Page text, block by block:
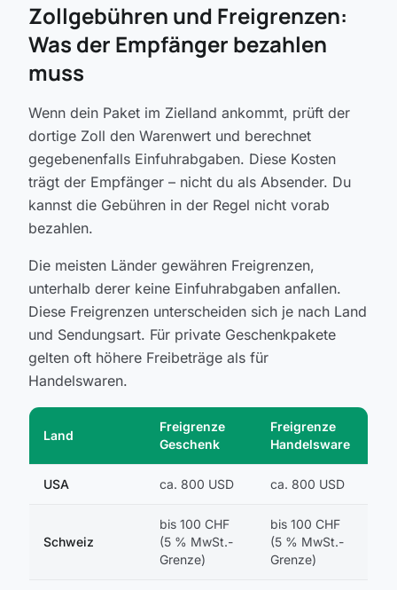
Zollgebühren und Freigrenzen:
Was der Empfänger bezahlen
muss
Wenn dein Paket im Zielland ankommt, prüft der
dortige Zoll den Warenwert und berechnet
gegebenenfalls Einfuhrabgaben. Diese Kosten
trägt der Empfänger – nicht du als Absender. Du
kannst die Gebühren in der Regel nicht vorab
bezahlen.
Die meisten Länder gewähren Freigrenzen,
unterhalb derer keine Einfuhrabgaben anfallen.
Diese Freigrenzen unterscheiden sich je nach Land
und Sendungsart. Für private Geschenkpakete
gelten oft höhere Freibeträge als für
Handelswaren.
Land
Freigrenze
Geschenk
Freigrenze
Handelsware
USA ca. 800 USD ca. 800 USD
Schweiz
bis 100 CHF
(5 % MwSt.-
Grenze)
bis 100 CHF
(5 % MwSt.-
Grenze)